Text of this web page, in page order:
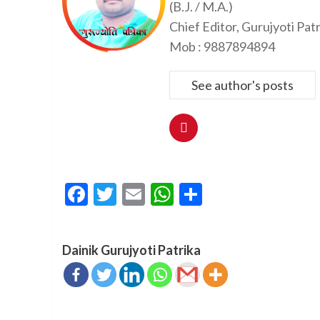
(B.J. / M.A.)
Chief Editor, Gurujyoti
Mob : 9887894894
See author's posts
Facebook
Twitter
EmailWhatsApp
Dainik Gurujyoti Patrika